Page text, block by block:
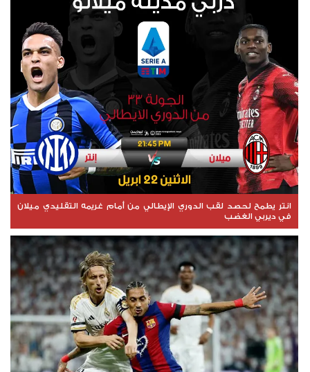
انتر يطمح لحصد لقب الدوري الإيطالي من أمام غريمه التقليدي ميلان
في ديربي الغضب